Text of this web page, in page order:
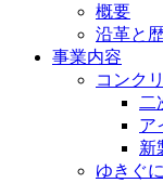
概要
沿革と
事業内容
コンク
二
ア
新
ゆきぐ